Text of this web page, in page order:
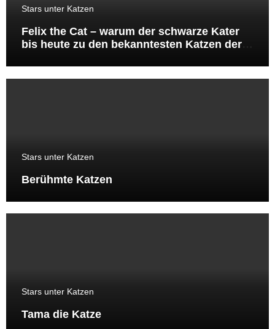
Stars unter Katzen
Felix the Cat – warum der schwarze Kater
bis heute zu den bekanntesten Katzen der
Stars unter Katzen
Berühmte Katzen
Stars unter Katzen
Tama die Katze